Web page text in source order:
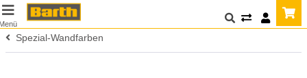
Spezial-Wandfarben